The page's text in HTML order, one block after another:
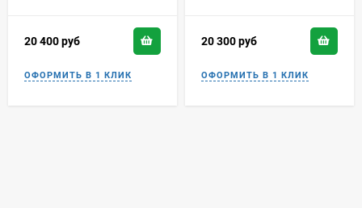
20 400руб 20 300руб